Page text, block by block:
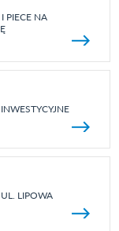
PIECE NA
LIPOWA